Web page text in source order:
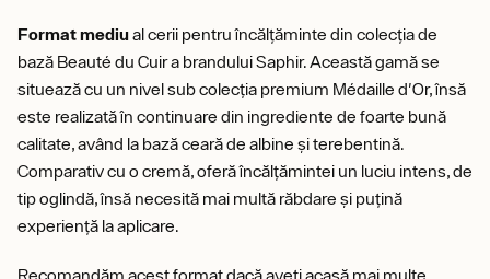
Format mediual cerii pentru încălțăminte din colecția de
bază Beauté du Cuir a brandului Saphir. Această gamă se
situează cu un nivel sub colecția premium Médaille d'Or, însă
este realizată în continuare din ingrediente de foarte bună
calitate, având la bază ceară de albine și terebentină.
Comparativ cu o cremă, oferă încălțămintei un luciu intens, de
tip oglindă, însă necesită mai multă răbdare și puțină
experiență la aplicare.
Recomandăm acest format dacă aveți acasă mai multe